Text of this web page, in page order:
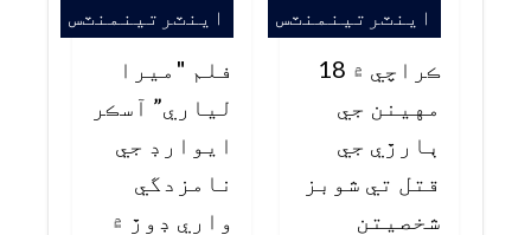
اينٽرتينمنٽس
ڪراچي ۾ 18
مهينن جي
ٻارڙي جي
قتل تي شوبز
شخصيتن
اينٽرتينمنٽس
فلم "ميرا
لياري” آسڪر
ايوارڊ جي
نامزدگي
واري ڊوڙ ۾